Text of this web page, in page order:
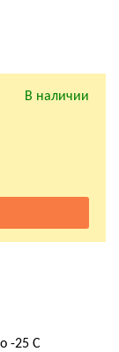
В наличии
-25 С